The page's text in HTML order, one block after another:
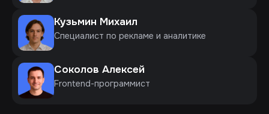
Кузьмин Михаил
Специалист по рекламе и аналитике
Соколов Алексей
Frontend-программист